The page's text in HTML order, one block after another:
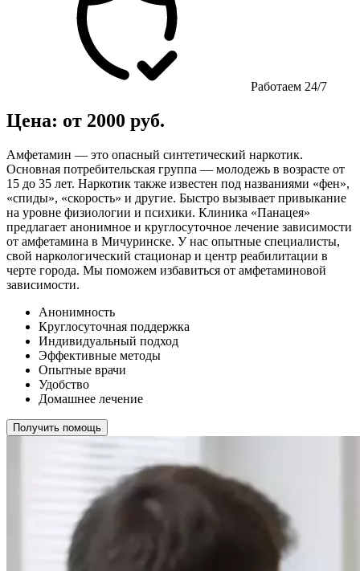
Работаем 24/7
Цена: от 2000 руб.
Амфетамин — это опасный синтетический наркотик.
Основная потребительская группа — молодежь в возрасте от
15 до 35 лет. Наркотик также известен под названиями «фен»,
«спиды», «скорость» и другие. Быстро вызывает привыкание
на уровне физиологии и психики. Клиника «Панацея»
предлагает анонимное и круглосуточное лечение зависимости
от амфетамина в Мичуринске. У нас опытные специалисты,
свой наркологический стационар и центр реабилитации в
черте города. Мы поможем избавиться от амфетаминовой
зависимости.
Анонимность
Круглосуточная поддержка
Индивидуальный подход
Эффективные методы
Опытные врачи
Удобство
Домашнее лечение
Получить помощь